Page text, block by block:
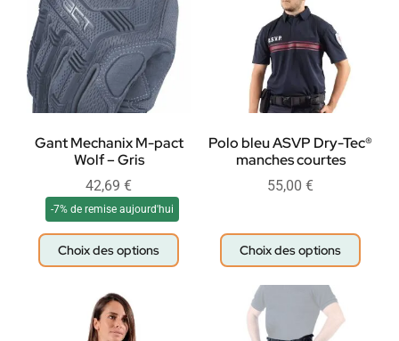
Gant Mechanix M-pact
Wolf – Gris
42,69 €
-7% de remise aujourd'hui
Choix des options
Polo bleu ASVP Dry-Tec®
manches courtes
55,00 €
Choix des options